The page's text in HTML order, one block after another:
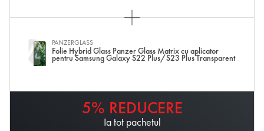
PANZERGLASS
Folie Hybrid Glass Panzer Glass Matrix cu aplicator
pentru Samsung Galaxy S22 Plus/S23 Plus Transparent
5% REDUCERE
Ia tot pachetul